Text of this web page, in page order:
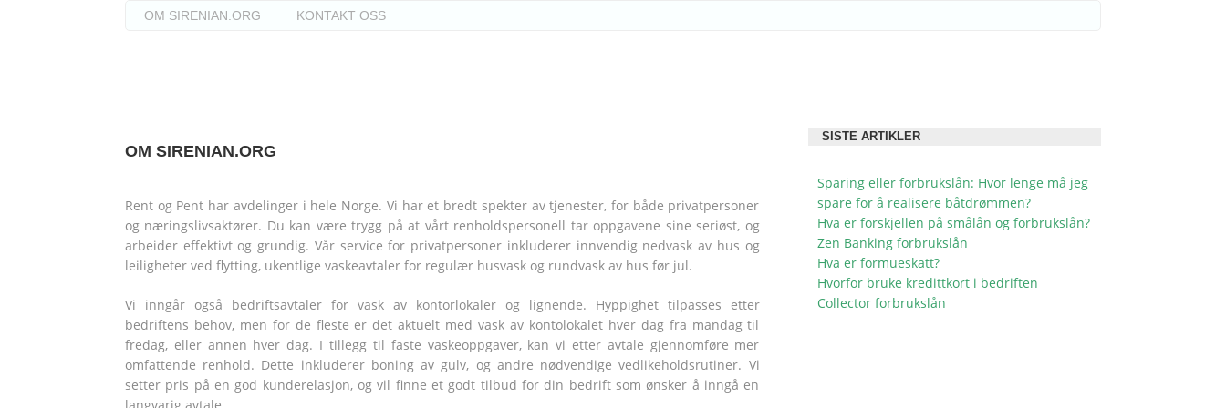
OM SIRENIAN.ORG KONTAKT OSS
OM SIRENIAN.ORG
Rent og Pent har avdelinger i hele Norge. Vi har et bredt spekter av tjenester, for både privatpersoner
og næringslivsaktører. Du kan være trygg på at vårt renholdspersonell tar oppgavene sine seriøst, og
arbeider effektivt og grundig. Vår service for privatpersoner inkluderer innvendig nedvask av hus og
leiligheter ved flytting, ukentlige vaskeavtaler for regulær husvask og rundvask av hus før jul.
Vi inngår også bedriftsavtaler for vask av kontorlokaler og lignende. Hyppighet tilpasses etter
bedriftens behov, men for de fleste er det aktuelt med vask av kontolokalet hver dag fra mandag til
fredag, eller annen hver dag. I tillegg til faste vaskeoppgaver, kan vi etter avtale gjennomføre mer
omfattende renhold. Dette inkluderer boning av gulv, og andre nødvendige vedlikeholdsrutiner. Vi
setter pris på en god kunderelasjon, og vil finne et godt tilbud for din bedrift som ønsker å inngå en
SISTE ARTIKLER
Sparing eller forbrukslån: Hvor lenge må jeg
spare for å realisere båtdrømmen?
Hva er forskjellen på smålån og forbrukslån?
Zen Banking forbrukslån
Hva er formueskatt?
Hvorfor bruke kredittkort i bedriften
Collector forbrukslån